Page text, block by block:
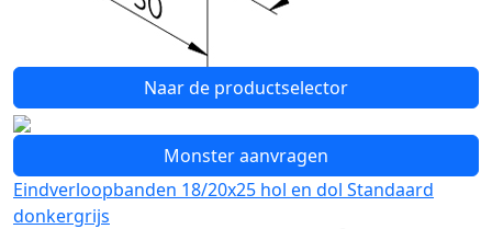
Naar de productselector
Monster aanvragen
Eindverloopbanden 18/20x25 hol en dol Standaard
donkergrijs